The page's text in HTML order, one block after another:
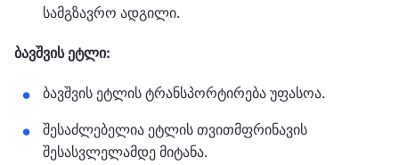
სამგზავრო ადგილი.
ბავშვის ეტლი:
ბავშვის ეტლის ტრანსპორტირება უფასოა.
შესაძლებელია ეტლის თვითმფრინავის
შესასვლელამდე მიტანა.